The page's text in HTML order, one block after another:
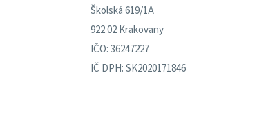
Školská 619/1A
922 02 Krakovany
IČO: 36247227
IČ DPH: SK2020171846